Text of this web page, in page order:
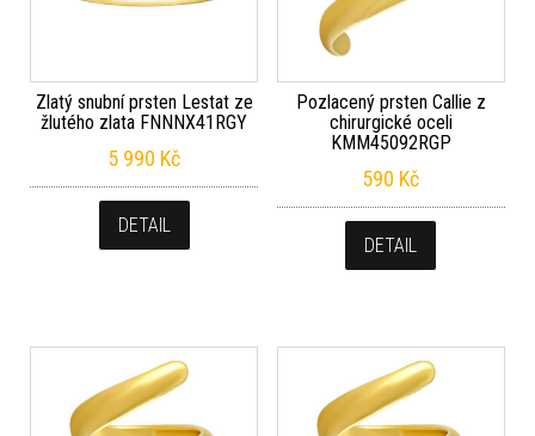
Zlatý snubní prsten Lestat ze
žlutého zlata FNNNX41RGY
5 990 Kč
DETAIL
Pozlacený prsten Callie z
chirurgické oceli
KMM45092RGP
590 Kč
DETAIL